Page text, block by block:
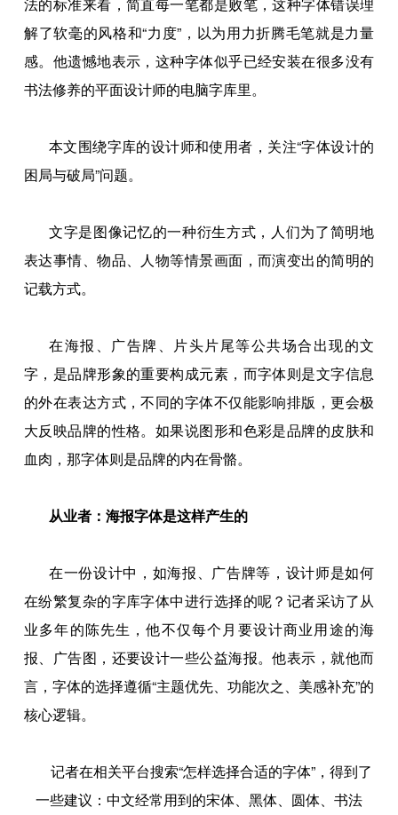
解了软毫的风格和“力度”，以为用力折腾毛笔就是力量
感。他遗憾地表示，这种字体似乎已经安装在很多没有
书法修养的平面设计师的电脑字库里。
本文围绕字库的设计师和使用者，关注“字体设计的
困局与破局”问题。
文字是图像记忆的一种衍生方式，人们为了简明地
表达事情、物品、人物等情景画面，而演变出的简明的
记载方式。
在海报、广告牌、片头片尾等公共场合出现的文
字，是品牌形象的重要构成元素，而字体则是文字信息
的外在表达方式，不同的字体不仅能影响排版，更会极
大反映品牌的性格。如果说图形和色彩是品牌的皮肤和
血肉，那字体则是品牌的内在骨骼。
从业者：海报字体是这样产生的
在一份设计中，如海报、广告牌等，设计师是如何
在纷繁复杂的字库字体中进行选择的呢？记者采访了从
业多年的陈先生，他不仅每个月要设计商业用途的海
报、广告图，还要设计一些公益海报。他表示，就他而
言，字体的选择遵循“主题优先、功能次之、美感补充”的
核心逻辑。
记者在相关平台搜索“怎样选择合适的字体”，得到了
一些建议：中文经常用到的宋体、黑体、圆体、书法